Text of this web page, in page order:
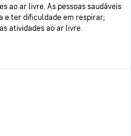
ao ar livre. As pessoas saudáveis
ter dificuldade em respirar;
atividades ao ar livre.